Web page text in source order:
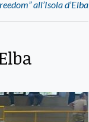
all’Isola d’Elba